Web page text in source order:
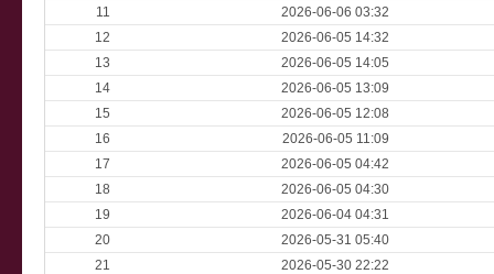
11
2026-06-06 03:32
12
2026-06-05 14:32
13
2026-06-05 14:05
14
2026-06-05 13:09
15
2026-06-05 12:08
16
2026-06-05 11:09
17
2026-06-05 04:42
18
2026-06-05 04:30
19
2026-06-04 04:31
20
2026-05-31 05:40
21
2026-05-30 22:22